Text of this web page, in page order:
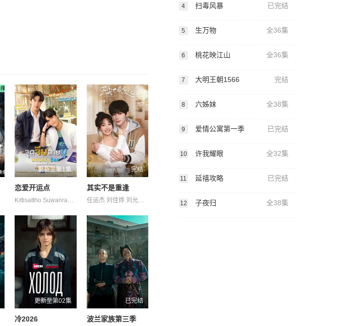
更新至第1集
恋爱开运点
Kittisattho Suwanrakanont Tiranat Tupthong 塔南·罗哈瓦塔那库 娜妮查·桑曼尼 帕纳功·拉克西里阿瑞 纳塔帕·宁吉拉瓦 纳帕特·帕查拉恰瓦雷
完结
其实不是重逢
任运杰 刘佳烨 刘允儿 刘思维 吴添豪 王欣政 金子璇 黄圣依
更新至第02集
冷2026
已完结
波兰家族第三季
4 扫毒风暴 已完结
5 生万物 全36集
6 桃花映江山 全36集
7 大明王朝1566 完结
8 六姊妹 全38集
9 爱情公寓第一季 已完结
10 许我耀眼 全32集
11 延禧攻略 已完结
12 子夜归 全38集